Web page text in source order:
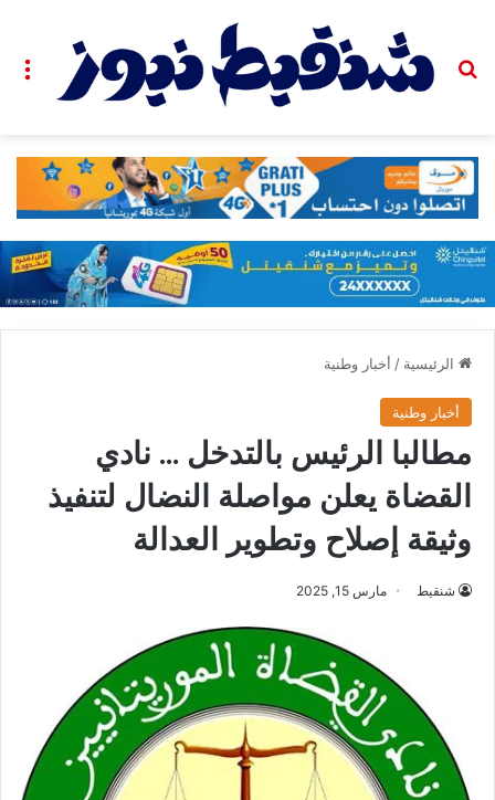
بحث عن
الرئيسية / أخبار وطنية
أخبار وطنية
مطالبا الرئيس بالتدخل … نادي
القضاة يعلن مواصلة النضال لتنفيذ
وثيقة إصلاح وتطوير العدالة
شنقيط مارس 15, 2025